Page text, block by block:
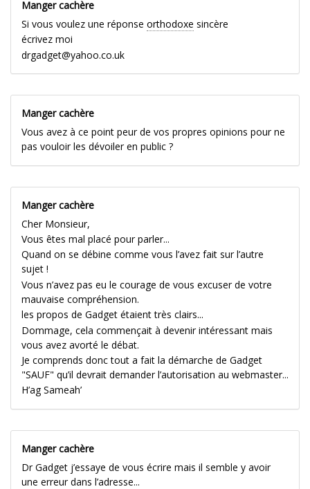
Manger cachère
Si vous voulez une réponse orthodoxe sincère
écrivez moi
drgadget@yahoo.co.uk
Manger cachère
Vous avez à ce point peur de vos propres opinions pour ne
pas vouloir les dévoiler en public ?
Manger cachère
Cher Monsieur,
Vous êtes mal placé pour parler...
Quand on se débine comme vous l’avez fait sur l’autre
sujet !
Vous n’avez pas eu le courage de vous excuser de votre
mauvaise compréhension.
les propos de Gadget étaient très clairs...
Dommage, cela commençait à devenir intéressant mais
vous avez avorté le débat.
Je comprends donc tout a fait la démarche de Gadget
"SAUF" qu’il devrait demander l’autorisation au webmaster...
H’ag Sameah’
Manger cachère
Dr Gadget j’essaye de vous écrire mais il semble y avoir
une erreur dans l’adresse...